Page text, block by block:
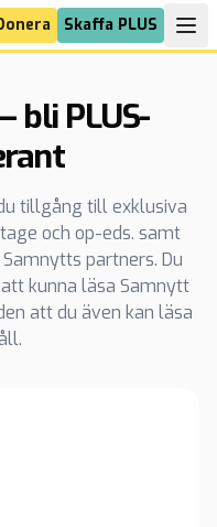
Skaffa PLUS
bli PLUS-
tillgång till exklusiva
och op-eds. samt
partners. Du
kunna läsa Samnytt
att du även kan läsa